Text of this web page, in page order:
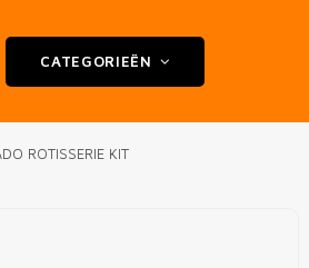
CATEGORIEËN
ROTISSERIE KIT